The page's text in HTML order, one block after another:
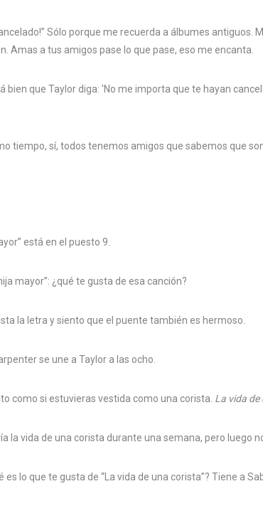
Sólo porque me recuerda a álbumes antiguos.
Amas a tus amigos pase lo que pase, eso me encanta.
bien que Taylor diga: 'No me importa que te hayan
tiempo, sí, todos tenemos amigos que sabemos que
está en el puesto 9.
mayor”: ¿qué te gusta de esa canción?
la letra y siento que el puente también es hermoso.
se une a Taylor a las ocho.
como si estuvieras vestida como una corista. La vida
la vida de una corista durante una semana, pero luego
es lo que te gusta de “La vida de una corista”? Tiene a